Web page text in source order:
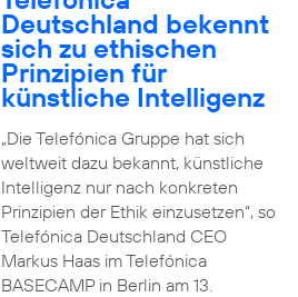
Deutschland bekennt
sich zu ethischen
Prinzipien für
künstliche Intelligenz
„Die Telefónica Gruppe hat sich
weltweit dazu bekannt, künstliche
Intelligenz nur nach konkreten
Prinzipien der Ethik einzusetzen“, so
Telefónica Deutschland CEO
Markus Haas im Telefónica
BASECAMP in Berlin am 13.